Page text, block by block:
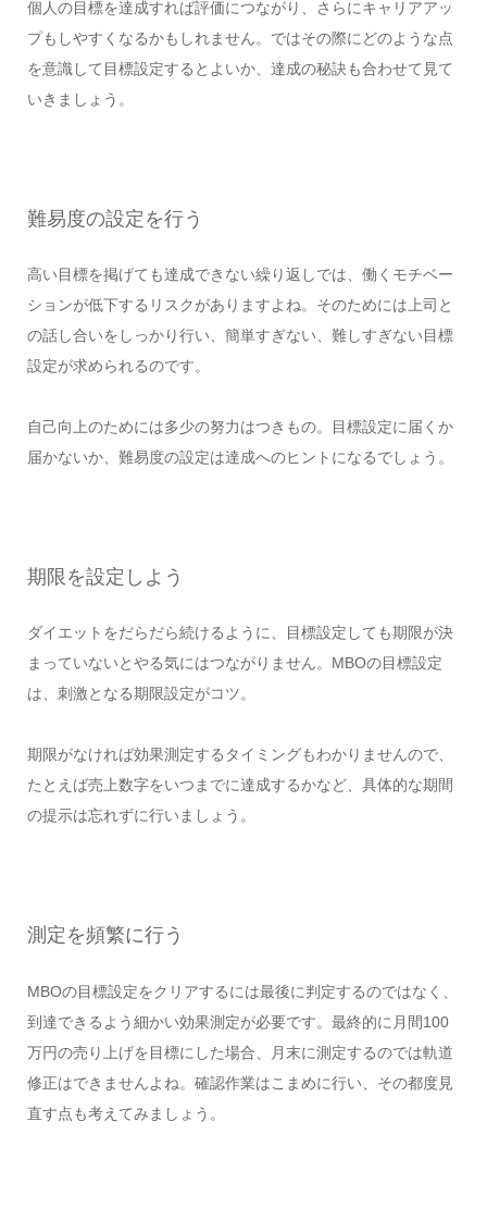
個人の目標を達成すれば評価につながり、さらにキャリアアッ
プもしやすくなるかもしれません。ではその際にどのような点
を意識して目標設定するとよいか、達成の秘訣も合わせて見て
いきましょう。
難易度の設定を行う
高い目標を掲げても達成できない繰り返しでは、働くモチベー
ションが低下するリスクがありますよね。そのためには上司と
の話し合いをしっかり行い、簡単すぎない、難しすぎない目標
設定が求められるのです。
自己向上のためには多少の努力はつきもの。目標設定に届くか
届かないか、難易度の設定は達成へのヒントになるでしょう。
期限を設定しよう
ダイエットをだらだら続けるように、目標設定しても期限が決
まっていないとやる気にはつながりません。MBOの目標設定
は、刺激となる期限設定がコツ。
期限がなければ効果測定するタイミングもわかりませんので、
たとえば売上数字をいつまでに達成するかなど、具体的な期間
の提示は忘れずに行いましょう。
測定を頻繁に行う
MBOの目標設定をクリアするには最後に判定するのではなく、
到達できるよう細かい効果測定が必要です。最終的に月間100
万円の売り上げを目標にした場合、月末に測定するのでは軌道
修正はできませんよね。確認作業はこまめに行い、その都度見
直す点も考えてみましょう。